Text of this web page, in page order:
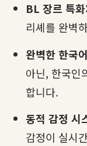
BL 장르 특
리셰를 완벽
완벽한 한국
아닌, 한국인
합니다.
동적 감정 시
감정이 실시